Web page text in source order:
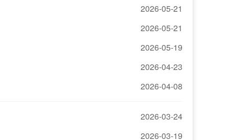
2026-05-21
2026-05-21
2026-05-19
2026-04-23
2026-04-08
2026-03-24
2026-03-19